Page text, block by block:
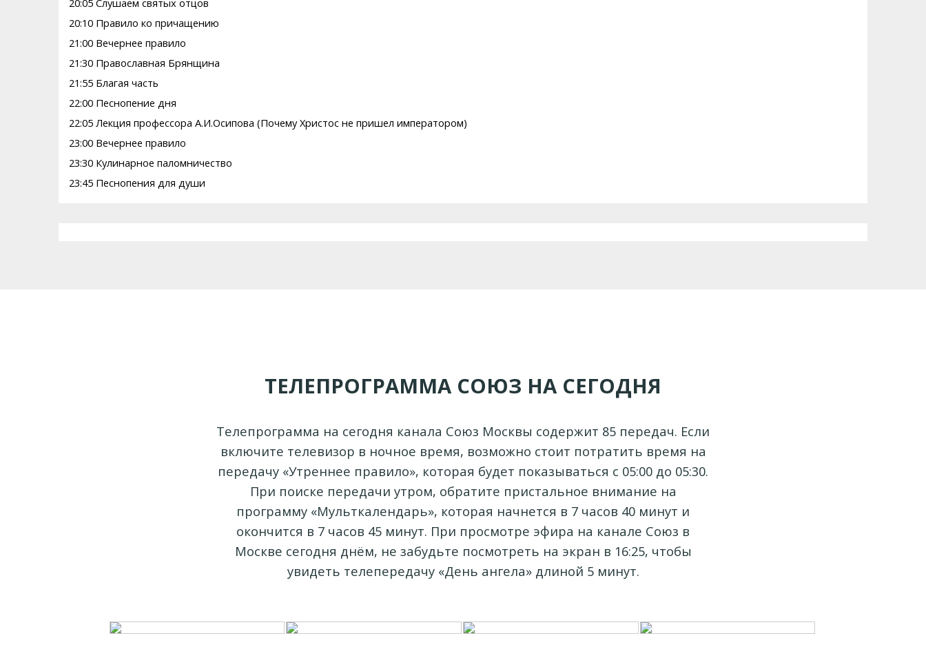
20:05 Слушаем святых отцов
20:10 Правило ко причащению
21:00 Вечернее правило
21:30 Православная Брянщина
21:55 Благая часть
22:00 Песнопение дня
22:05 Лекция профессора А.И.Осипова (Почему Христос не пришел императором)
23:00 Вечернее правило
23:30 Кулинарное паломничество
23:45 Песнопения для души
ТЕЛЕПРОГРАММА СОЮЗ НА СЕГОДНЯ
Телепрограмма на сегодня канала Союз Москвы содержит 85 передач. Если
включите телевизор в ночное время, возможно стоит потратить время на
передачу «Утреннее правило», которая будет показываться с 05:00 до 05:30.
При поиске передачи утром, обратите пристальное внимание на
программу «Мульткалендарь», которая начнется в 7 часов 40 минут и
окончится в 7 часов 45 минут. При просмотре эфира на канале Союз в
Москве сегодня днём, не забудьте посмотреть на экран в 16:25, чтобы
увидеть телепередачу «День ангела» длиной 5 минут.